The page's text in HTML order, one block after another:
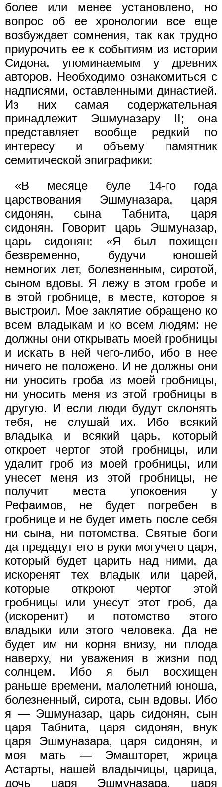
более или менее установлено, но
вопрос об ее хронологии все еще
возбуждает сомнения, так как трудно
приурочить ее к событиям из истории
Сидона, упоминаемым у древних
авторов. Необходимо ознакомиться с
надписями, оставленными династией.
Из них самая содержательная
принадлежит Эшмуназару II; она
представляет вообще редкий по
интересу и объему памятник
семитической эпиграфики:
«В месяце буле 14-го года
царствования Эшмуназара, царя
сидонян, сына Табнита, царя
сидонян. Говорит царь Эшмуназар,
царь сидонян: «Я был похищен
безвременно, будучи юношей
немногих лет, болезненным, сиротой,
сыном вдовы. Я лежу в этом гробе и
в этой гробнице, в месте, которое я
выстроил. Мое заклятие обращено ко
всем владыкам и ко всем людям: не
должны они открывать моей гробницы
и искать в ней чего-либо, ибо в нее
ничего не положено. И не должны они
ни уносить гроба из моей гробницы,
ни уносить меня из этой гробницы в
другую. И если люди будут склонять
тебя, не слушай их. Ибо всякий
владыка и всякий царь, который
откроет чертог этой гробницы, или
удалит гроб из моей гробницы, или
унесет меня из этой гробницы, не
получит места упокоения у
Рефаимов, не будет погребен в
гробнице и не будет иметь после себя
ни сына, ни потомства. Святые боги
да предадут его в руки могучего царя,
который будет царить над ними, да
искоренят тех владык или царей,
которые откроют чертог этой
гробницы или унесут этот гроб, да
(искоренит) и потомство этого
владыки или этого человека. Да не
будет им ни корня внизу, ни плода
наверху, ни уважения в жизни под
солнцем. Ибо я был восхищен
раньше времени, малолетний юноша,
болезненный, сирота, сын вдовы. Ибо
я — Эшмуназар, царь сидонян, сын
царя Табнита, царя сидонян, внук
царя Эшмуназара, царя сидонян, и
моя мать — Эмашторет, жрица
Астарты, нашей владычицы, царица,
дочь царя Эшмуназара, царя